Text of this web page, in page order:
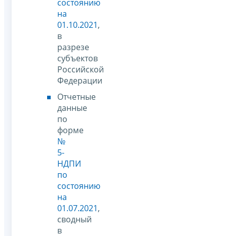
состоянию
на
01.10.2021,
в
разрезе
субъектов
Российской
Федерации
Отчетные
данные
по
форме
№
5-
НДПИ
по
состоянию
на
01.07.2021,
сводный
в